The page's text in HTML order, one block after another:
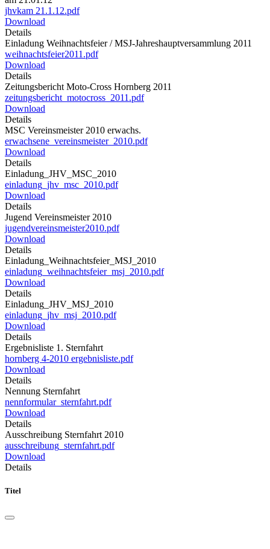
jhvkam 21.1.12.pdf
Download
Details
Einladung Weihnachtsfeier / MSJ-Jahreshauptversammlung 2011
weihnachtsfeier2011.pdf
Download
Details
Zeitungsbericht Moto-Cross Hornberg 2011
zeitungsbericht_motocross_2011.pdf
Download
Details
MSC Vereinsmeister 2010 erwachs.
erwachsene_vereinsmeister_2010.pdf
Download
Details
Einladung_JHV_MSC_2010
einladung_jhv_msc_2010.pdf
Download
Details
Jugend Vereinsmeister 2010
jugendvereinsmeister2010.pdf
Download
Details
Einladung_Weihnachtsfeier_MSJ_2010
einladung_weihnachtsfeier_msj_2010.pdf
Download
Details
Einladung_JHV_MSJ_2010
einladung_jhv_msj_2010.pdf
Download
Details
Ergebnisliste 1. Sternfahrt
hornberg 4-2010 ergebnisliste.pdf
Download
Details
Nennung Sternfahrt
nennformular_sternfahrt.pdf
Download
Details
Ausschreibung Sternfahrt 2010
ausschreibung_sternfahrt.pdf
Download
Details
Titel